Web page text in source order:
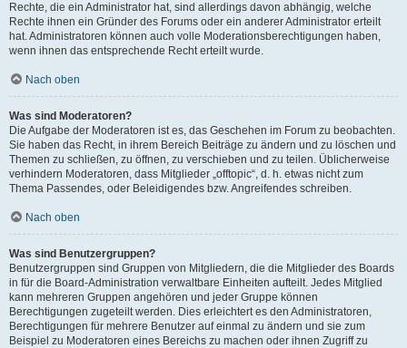
Rechte, die ein Administrator hat, sind allerdings davon abhängig, welche
Rechte ihnen ein Gründer des Forums oder ein anderer Administrator erteilt
hat. Administratoren können auch volle Moderationsberechtigungen haben,
wenn ihnen das entsprechende Recht erteilt wurde.
Nach oben
Was sind Moderatoren?
Die Aufgabe der Moderatoren ist es, das Geschehen im Forum zu beobachten.
Sie haben das Recht, in ihrem Bereich Beiträge zu ändern und zu löschen und
Themen zu schließen, zu öffnen, zu verschieben und zu teilen. Üblicherweise
verhindern Moderatoren, dass Mitglieder „offtopic“, d. h. etwas nicht zum
Thema Passendes, oder Beleidigendes bzw. Angreifendes schreiben.
Nach oben
Was sind Benutzergruppen?
Benutzergruppen sind Gruppen von Mitgliedern, die die Mitglieder des Boards
in für die Board-Administration verwaltbare Einheiten aufteilt. Jedes Mitglied
kann mehreren Gruppen angehören und jeder Gruppe können
Berechtigungen zugeteilt werden. Dies erleichtert es den Administratoren,
Berechtigungen für mehrere Benutzer auf einmal zu ändern und sie zum
Beispiel zu Moderatoren eines Bereichs zu machen oder ihnen Zugriff zu